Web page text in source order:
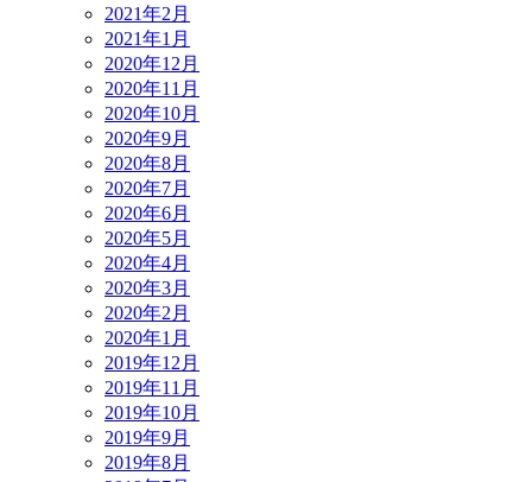
2021年2月
2021年1月
2020年12月
2020年11月
2020年10月
2020年9月
2020年8月
2020年7月
2020年6月
2020年5月
2020年4月
2020年3月
2020年2月
2020年1月
2019年12月
2019年11月
2019年10月
2019年9月
2019年8月